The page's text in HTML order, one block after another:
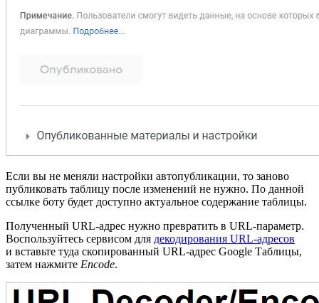
Если вы не меняли настройки автопубликации, то заново
публиковать таблицу после изменений не нужно. По данной
ссылке боту будет доступно актуальное содержание таблицы.
Полученный URL-адрес нужно превратить в URL-параметр.
Воспользуйтесь сервисом для декодирования URL-адресов
и вставьте туда скопированный URL-адрес Google Таблицы,
затем нажмите Encode.